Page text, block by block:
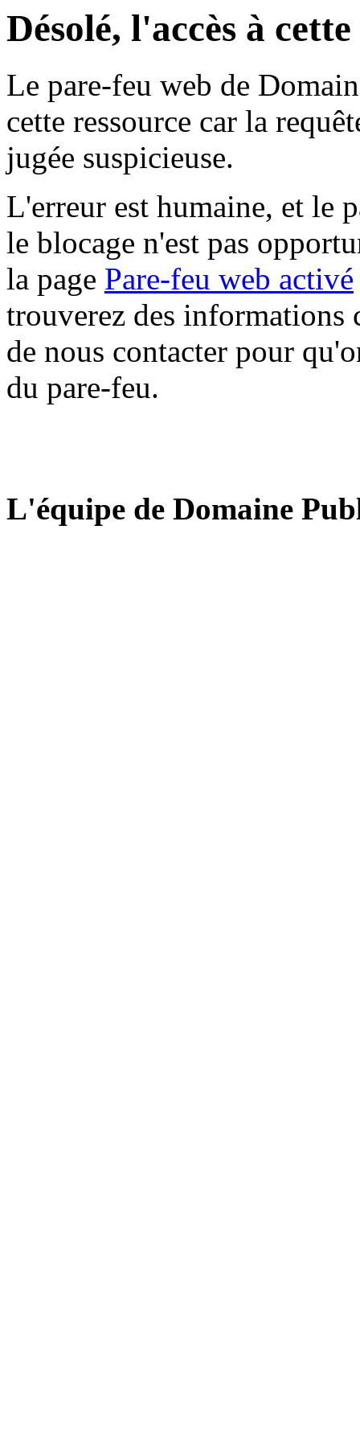
Désolé, l'accès à
Le pare-feu web de
cette ressource car la
jugée suspicieuse.
L'erreur est humaine, et le
le blocage n'est pas
la page Pare-feu web activé
trouverez des informations
de nous contacter pour
du pare-feu.
L'équipe de Domaine